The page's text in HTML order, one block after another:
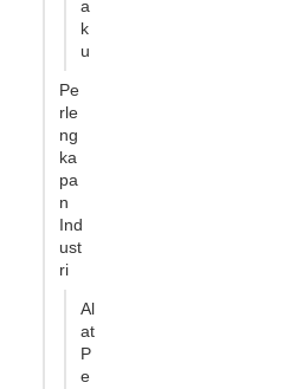
a
k
u
Pe
rle
ng
ka
pa
n
Ind
ust
ri
Al
at
P
e